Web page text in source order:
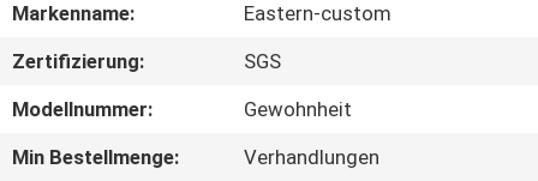
AUSFLUG
QUALITÄTSKONTROLLE
Markenname:
Eastern-custom
Zertifizierung:
SGS
Modellnummer:
Gewohnheit
Min Bestellmenge:
Verhandlungen